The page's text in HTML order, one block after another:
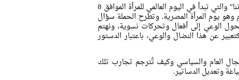
وفي هذا الإطار تُطلق نظرة للدراسات النسوية حملة "دستور يا ستاتنا" والتي تبدأ في اليوم العالمي للمرأة الموافق 8
يوم 16 مارس من نفس العام وهو يوم المرأة المصرية. وتطرح الحملة سؤال
الوعي إلى أفعال وتحركات نسوية، ونهتم
عن هذا النضال والوعي، باعتبار الدستور
العام والسياسي وكيف تُترجم تجارب تلك
وتعديل الدساتير.